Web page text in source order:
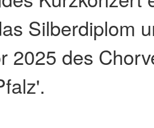
Silberdiplom
2025 des